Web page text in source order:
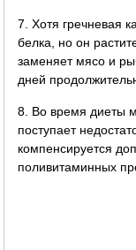
7. Хотя гречневая
белка, но он
заменяет мясо и
дней
8. Во время диеты
поступает
компенсируется
поливитаминных